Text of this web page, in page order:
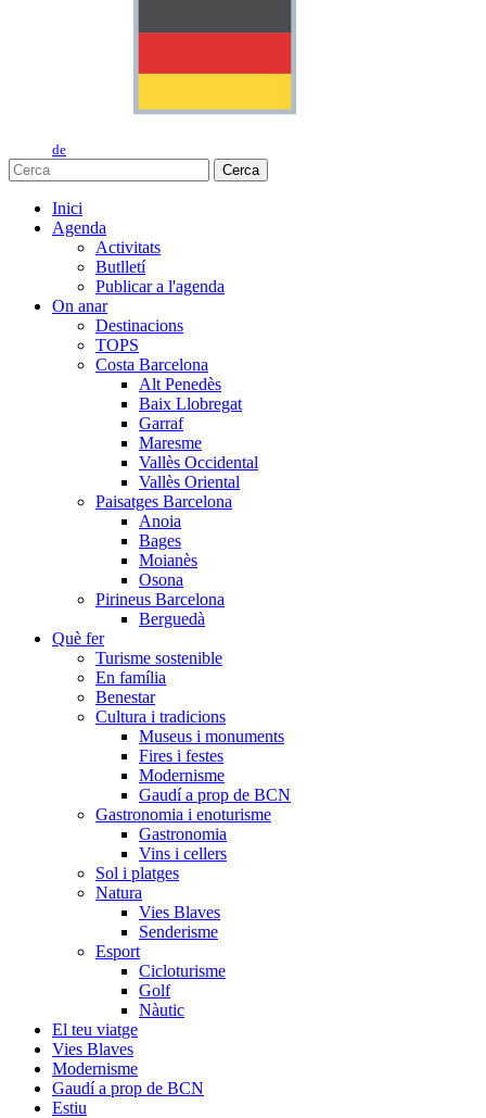
de
Cerca
Inici
Agenda
Activitats
Butlletí
Publicar a l'agenda
On anar
Destinacions
TOPS
Costa Barcelona
Alt Penedès
Baix Llobregat
Garraf
Maresme
Vallès Occidental
Vallès Oriental
Paisatges Barcelona
Anoia
Bages
Moianès
Osona
Pirineus Barcelona
Berguedà
Què fer
Turisme sostenible
En família
Benestar
Cultura i tradicions
Museus i monuments
Fires i festes
Modernisme
Gaudí a prop de BCN
Gastronomia i enoturisme
Gastronomia
Vins i cellers
Sol i platges
Natura
Vies Blaves
Senderisme
Esport
Cicloturisme
Golf
Nàutic
El teu viatge
Vies Blaves
Modernisme
Gaudí a prop de BCN
Estiu